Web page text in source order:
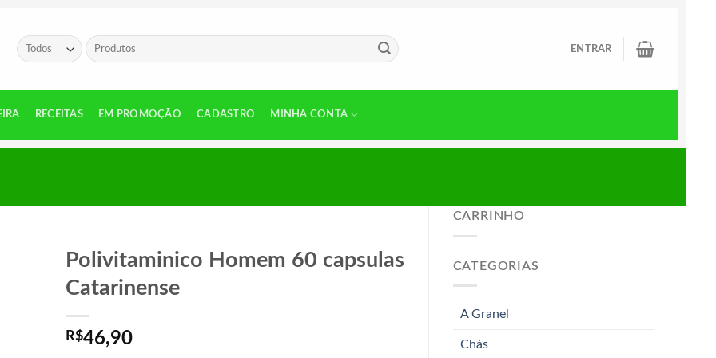
Pesquisar
por:
ENTRAR
RECEITAS EM PROMOÇÃO CADASTRO MINHA CONTA
CARRINHO
CATEGORIAS
A Granel
Chás
Polivitaminico Homem 60 capsulas
Catarinense
R$46,90